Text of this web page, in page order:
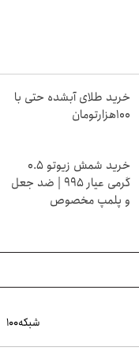
خرید طلای آبشده حتی با
۱۰۰هزارتومان
خرید شمش زیوتو ۰.۵
گرمی عیار ۹۹۵ | ضد جعل
و پلمپ مخصوص
شبکه۱۰۰